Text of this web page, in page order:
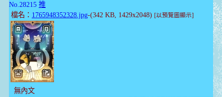
No.28215 推
檔名： 1765948352328.jpg-(342 KB, 1429x2048) [以預覽圖顯示]
無內文